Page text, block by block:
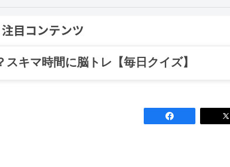
注目コンテンツ
キマ時間に脳トレ【毎日クイズ】